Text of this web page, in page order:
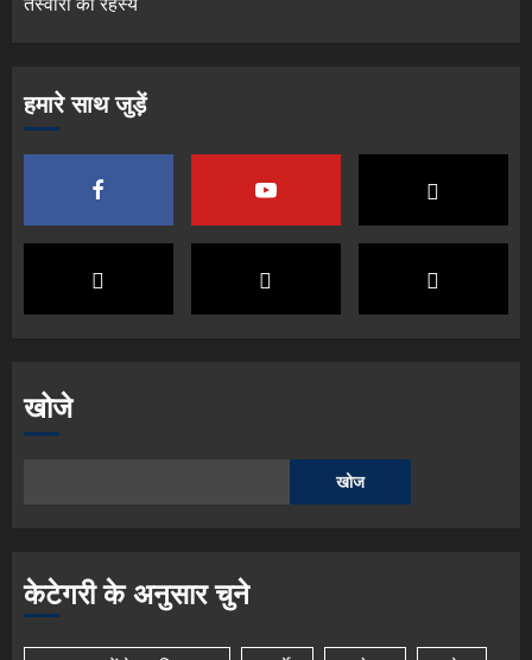
हमारे साथ जुड़ें
खोजे
खोज
केटेगरी के अनुसार चुने